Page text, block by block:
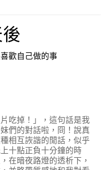
歡自己做的事
吃掉！」，這句話是我
們的對話啦，冏！說真
相互詼諧的閒話，似乎
十點正負十分鐘的時
在暗夜路燈的透析下，